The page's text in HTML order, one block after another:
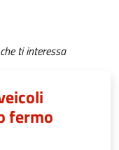
ti interessa
fermo